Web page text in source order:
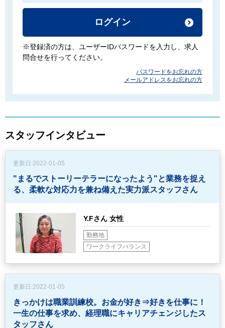
ログイン
※登録済の方は、ユーザーIDパスワードを入力し、求人
問合せを行ってください。
パスワードをお忘れの方
メールアドレスをお忘れの方
スタッフインタビュー
更新日:2022-01-05
"まるでストーリーテラーになったよう"と業務を捉え
る、 柔軟な対応力を兼ね備えた実力派スタッフさん
Y.Fさん 女性
勤務地
ワークライフバランス
更新日:2022-01-05
きっかけは職業訓練校。お金が好き⇒好きを仕事に！
一生の仕事を求め、経理職にキャリアチェンジしたス
タッフさん